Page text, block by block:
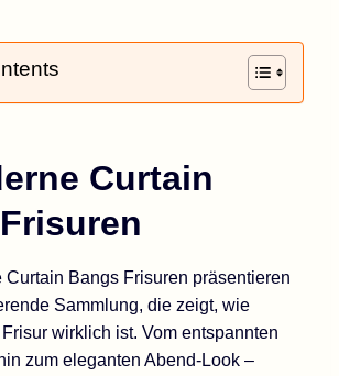
Curtain
Curtain Bangs Frisuren präsentieren
Sammlung, die zeigt, wie
wirklich ist. Vom entspannten
zum eleganten Abend-Look –